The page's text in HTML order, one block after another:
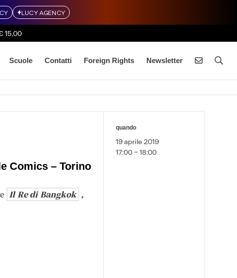
LUCY AGENCY
15,00
Scuole Contatti Foreign Rights Newsletter
Comics – Torino
Il Re di Bangkok ,
quando
19 aprile 2019
17:00 - 18:00